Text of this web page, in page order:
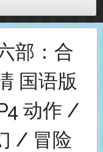
部：合
国语版
动作 /
/ 冒险